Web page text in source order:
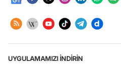
UYGULAMAMIZI İNDİRİN